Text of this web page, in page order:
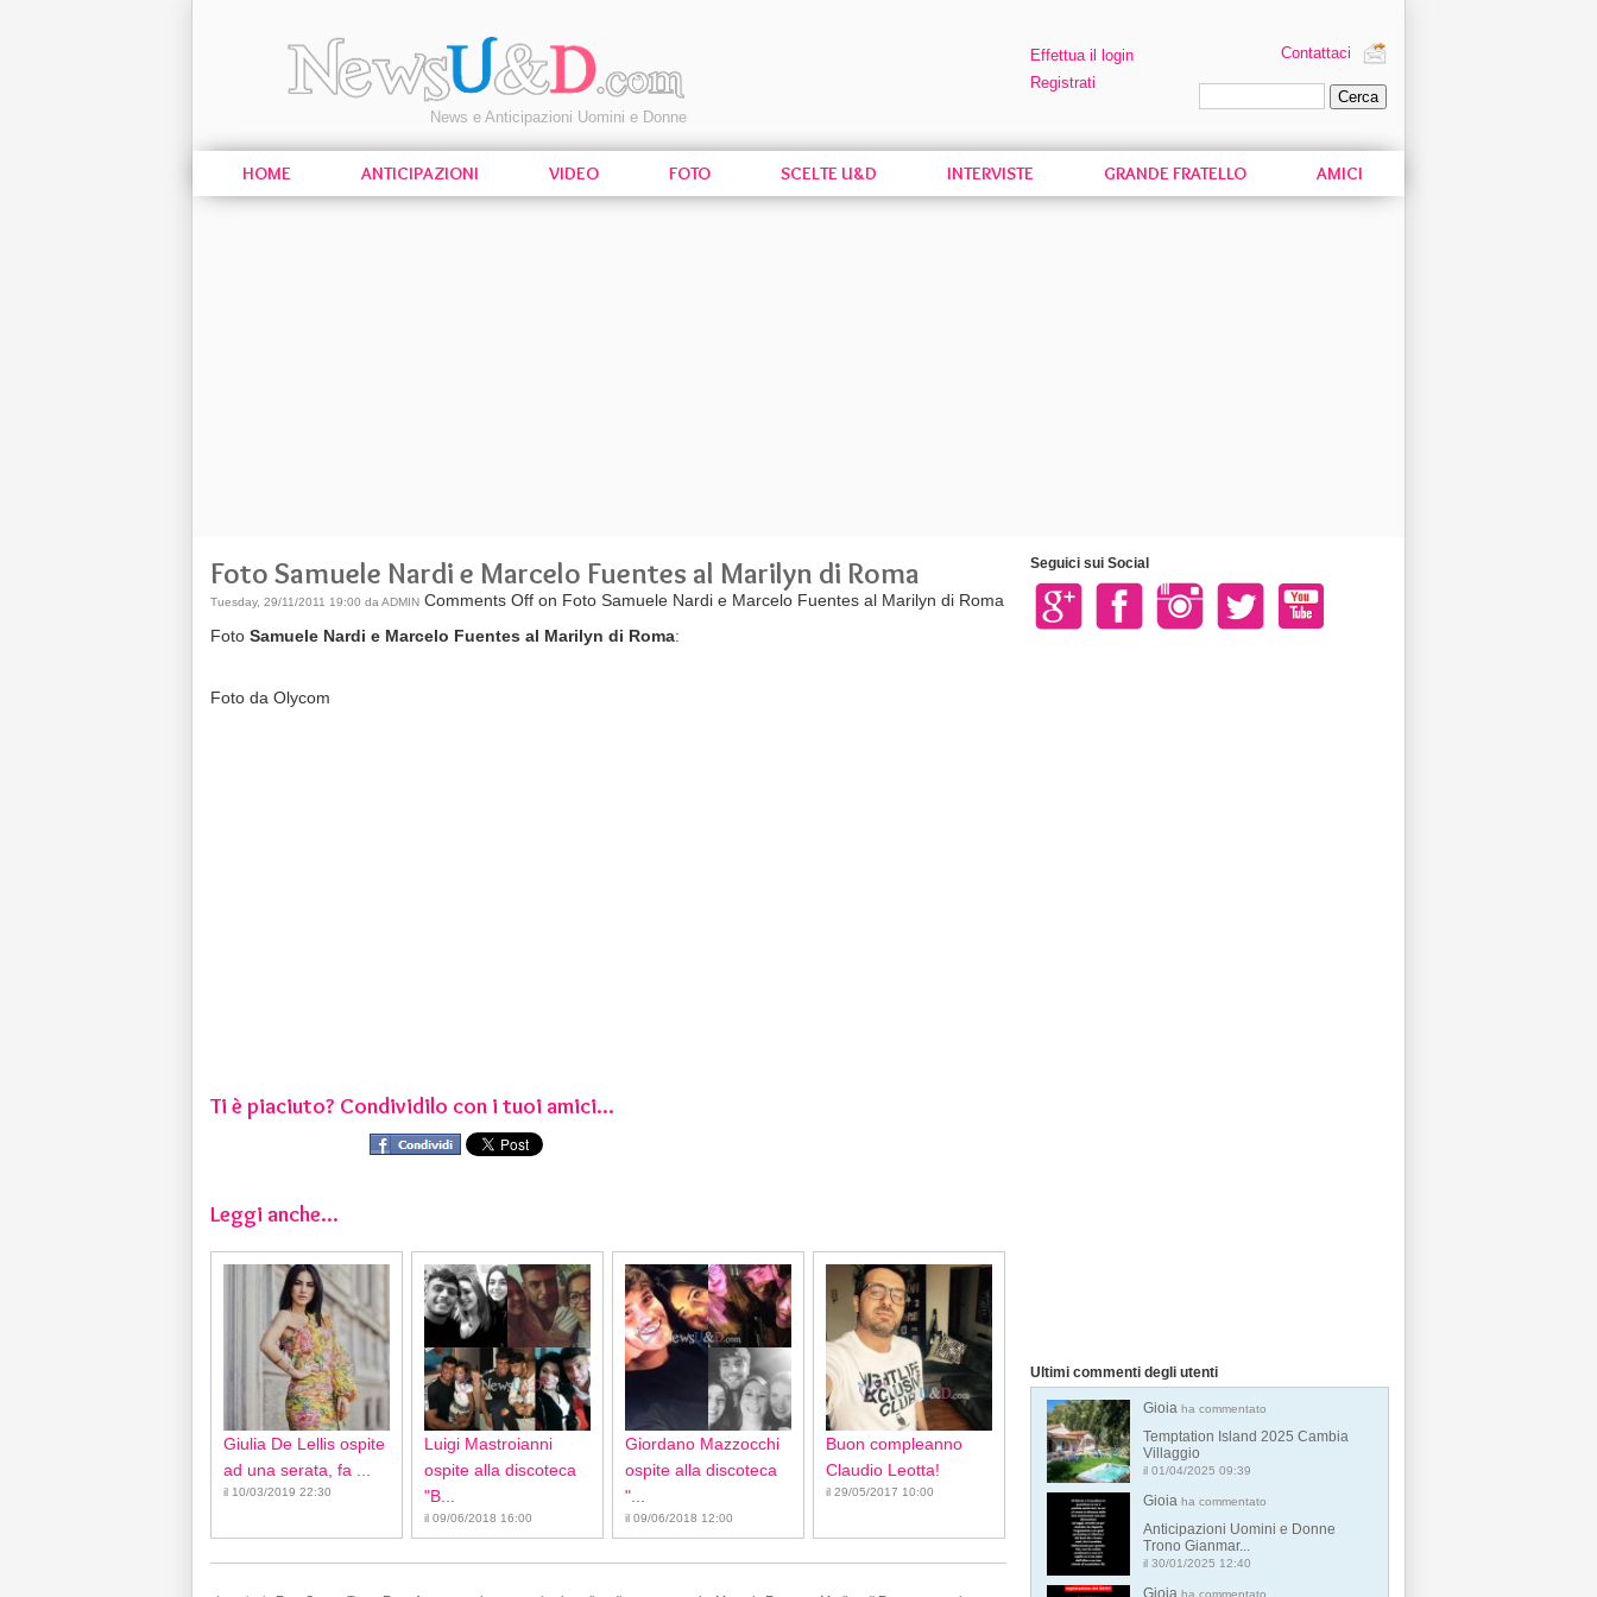
News e Anticipazioni Uomini e Donne
Effettua il login
Registrati
Contattaci
HOME ANTICIPAZIONI VIDEO FOTO SCELTE U&D INTERVISTE GRANDE FRATELLO AMICI
Foto Samuele Nardi e Marcelo Fuentes al Marilyn di Roma
Tuesday, 29/11/2011 19:00 da ADMIN Comments Off on Foto Samuele Nardi e Marcelo Fuentes al Marilyn di Roma
Foto Samuele Nardi e Marcelo Fuentes al Marilyn di Roma:
Foto da Olycom
Ti è piaciuto? Condividilo con i tuoi amici...
Leggi anche...
Giulia De Lellis ospite
ad una serata, fa ...
il 10/03/2019 22:30
Luigi Mastroianni
ospite alla discoteca
"B...
il 09/06/2018 16:00
Giordano Mazzocchi
ospite alla discoteca
"...
il 09/06/2018 12:00
Buon compleanno
Claudio Leotta!
il 29/05/2017 10:00
Seguici sui Social
Ultimi commenti degli utenti
Gioia ha commentato
Temptation Island 2025 Cambia
Villaggio
il 01/04/2025 09:39
Gioia ha commentato
Anticipazioni Uomini e Donne
Trono Gianmar...
il 30/01/2025 12:40
Gioia ha commentato